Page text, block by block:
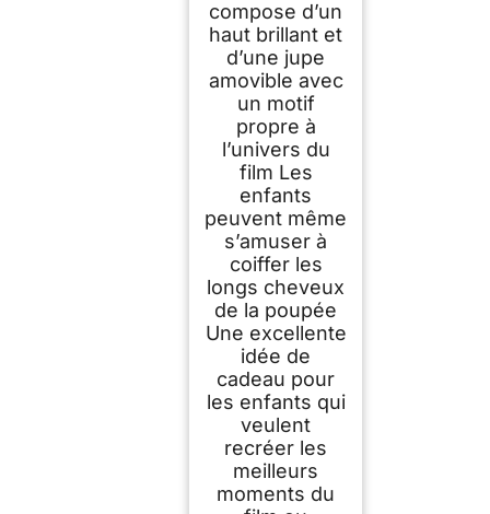
compose d’un
haut brillant et
d’une jupe
amovible avec
un motif
propre à
l’univers du
film Les
enfants
peuvent même
s’amuser à
coiffer les
longs cheveux
de la poupée
Une excellente
idée de
cadeau pour
les enfants qui
veulent
recréer les
meilleurs
moments du